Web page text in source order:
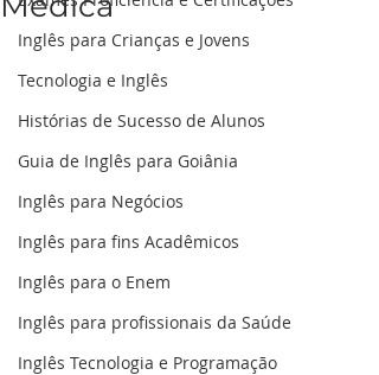
Inglês para Crianças e Jovens
Tecnologia e Inglês
Histórias de Sucesso de Alunos
Guia de Inglês para Goiânia
Inglês para Negócios
Inglês para fins Acadêmicos
Inglês para o Enem
Inglês para profissionais da Saúde
Inglês Tecnologia e Programação